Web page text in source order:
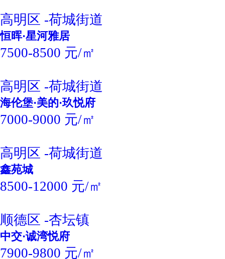
高明区 -荷城街道
恒晖·星河雅居
7500-8500 元/㎡
高明区 -荷城街道
海伦堡·美的·玖悦府
7000-9000 元/㎡
高明区 -荷城街道
鑫苑城
8500-12000 元/㎡
顺德区 -杏坛镇
中交·诚湾悦府
7900-9800 元/㎡